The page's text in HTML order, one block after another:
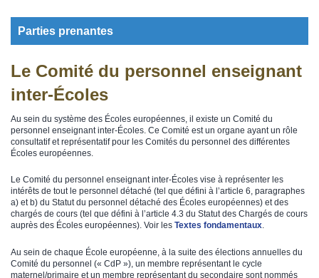
Parties prenantes
Le Comité du personnel enseignant
inter-Écoles
Au sein du système des Écoles européennes, il existe un Comité du
personnel enseignant inter-Écoles. Ce Comité est un organe ayant un rôle
consultatif et représentatif pour les Comités du personnel des différentes
Écoles européennes.
Le Comité du personnel enseignant inter-Écoles vise à représenter les
intérêts de tout le personnel détaché (tel que défini à l’article 6, paragraphes
a) et b) du Statut du personnel détaché des Écoles européennes) et des
chargés de cours (tel que défini à l’article 4.3 du Statut des Chargés de cours
auprès des Écoles européennes). Voir les Textes fondamentaux.
Au sein de chaque École européenne, à la suite des élections annuelles du
Comité du personnel (« CdP »), un membre représentant le cycle
maternel/primaire et un membre représentant du secondaire sont nommés